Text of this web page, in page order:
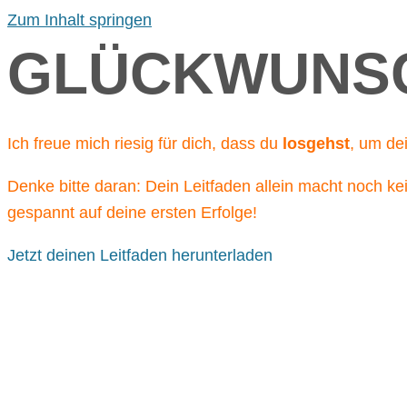
Zum Inhalt springen
Ich freue mich riesig für dich, dass du losgehst, um
Denke bitte daran: Dein Leitfaden allein macht noch
gespannt auf deine ersten Erfolge!
Jetzt deinen Leitfaden herunterladen